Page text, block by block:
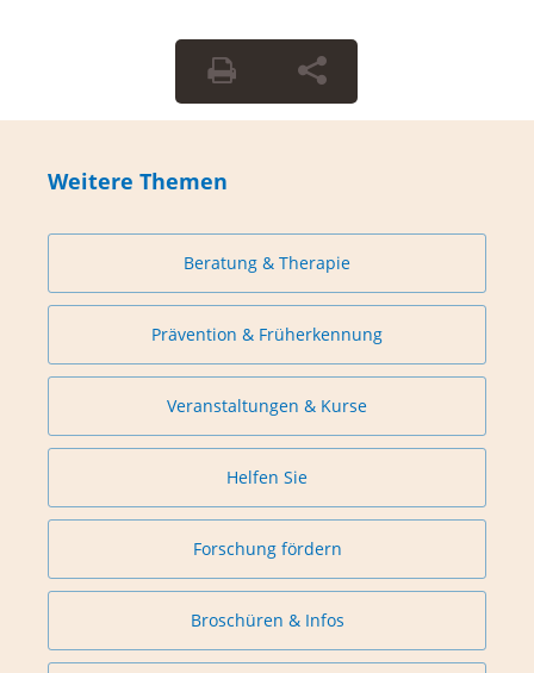
Weitere Themen
Beratung & Therapie
Prävention & Früherkennung
Veranstaltungen & Kurse
Helfen Sie
Forschung fördern
Broschüren & Infos